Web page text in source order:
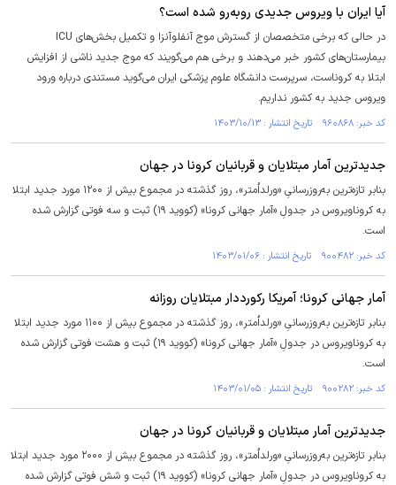
آیا ایران با ویروس جدیدی رو‌به‌رو شده است؟
در حالی که برخی متخصصان از گسترش موج آنفلوآنزا و تکمیل بخش‌های ICU
بیمارستان‌های کشور خبر می‌دهند و برخی هم می‌گویند که موج جدید ناشی از افزایش
ابتلا به کروناست، سرپرست دانشگاه علوم پزشکی ایران می‌گوید مستندی درباره ورود
ویروس جدید به کشور نداریم.
کد خبر: ۹۶۰۸۶۸ تاریخ انتشار : ۱۴۰۳/۱۰/۱۳
جدیدترین آمار مبتلایان و قربانیان کرونا در جهان
بنابر تازه‌ترین به‌روزرسانیِ «ورلداُمتر»، روز گذشته در مجموع بیش از ۱۲۰۰ مورد جدید ابتلا
به کروناویروس در جدولِ «آمار جهانی کرونا» (کووید ۱۹) ثبت و سه فوتی گزارش شده
است.
کد خبر: ۹۰۰۴۸۲ تاریخ انتشار : ۱۴۰۳/۰۱/۰۶
آمار جهانی کرونا؛ آمریکا رکورددار مبتلایان روزانه
بنابر تازه‌ترین به‌روزرسانیِ «ورلداُمتر»، روز گذشته در مجموع بیش از ۱۱۰۰ مورد جدید ابتلا
به کروناویروس در جدولِ «آمار جهانی کرونا» (کووید ۱۹) ثبت و هشت فوتی گزارش شده
است.
کد خبر: ۹۰۰۲۸۲ تاریخ انتشار : ۱۴۰۳/۰۱/۰۵
جدیدترین آمار مبتلایان و قربانیان کرونا در جهان
بنابر تازه‌ترین به‌روزرسانیِ «ورلداُمتر»، روز گذشته در مجموع بیش از ۲۰۰۰ مورد جدید ابتلا
به کروناویروس در جدولِ «آمار جهانی کرونا» (کووید ۱۹) ثبت و شش فوتی گزارش شده